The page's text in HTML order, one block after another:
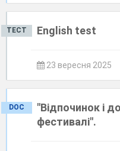
ТЕСТ English test
23 вересня 2025
DOC
"Відпочинок і
фестивалі".